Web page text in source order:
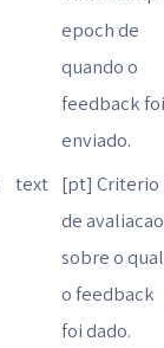
epoch de
quando o
feedback
enviado.
text [pt] Criterio
de avaliacao
sobre o qual
o feedback
foi dado.